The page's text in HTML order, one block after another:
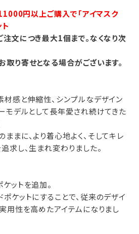
円以上ご購入で「アイマスク
文につき最大1個まで。なくなり次
り寄せとなる場合がございます。
材感と伸縮性、シンプルなデザイン
モデルとして長年愛され続けてきた
まに、より着心地よく、そしてキレ
求し、生まれ変わりました。
ットを追加。
ケットにすることで、従来のデザイ
用性を高めたアイテムになりまし